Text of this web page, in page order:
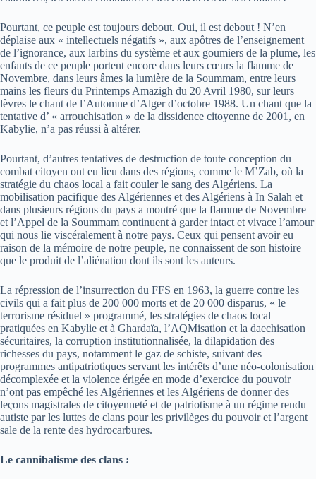
Pourtant, ce peuple est toujours debout. Oui, il est debout ! N’en
déplaise aux « intellectuels négatifs », aux apôtres de l’enseignement
de l’ignorance, aux larbins du système et aux goumiers de la plume, les
enfants de ce peuple portent encore dans leurs cœurs la flamme de
Novembre, dans leurs âmes la lumière de la Soummam, entre leurs
mains les fleurs du Printemps Amazigh du 20 Avril 1980, sur leurs
lèvres le chant de l’Automne d’Alger d’octobre 1988. Un chant que la
tentative d’ « arrouchisation » de la dissidence citoyenne de 2001, en
Kabylie, n’a pas réussi à altérer.
Pourtant, d’autres tentatives de destruction de toute conception du
combat citoyen ont eu lieu dans des régions, comme le M’Zab, où la
stratégie du chaos local a fait couler le sang des Algériens. La
mobilisation pacifique des Algériennes et des Algériens à In Salah et
dans plusieurs régions du pays a montré que la flamme de Novembre
et l’Appel de la Soummam continuent à garder intact et vivace l’amour
qui nous lie viscéralement à notre pays. Ceux qui pensent avoir eu
raison de la mémoire de notre peuple, ne connaissent de son histoire
que le produit de l’aliénation dont ils sont les auteurs.
La répression de l’insurrection du FFS en 1963, la guerre contre les
civils qui a fait plus de 200 000 morts et de 20 000 disparus, « le
terrorisme résiduel » programmé, les stratégies de chaos local
pratiquées en Kabylie et à Ghardaïa, l’AQMisation et la daechisation
sécuritaires, la corruption institutionnalisée, la dilapidation des
richesses du pays, notamment le gaz de schiste, suivant des
programmes antipatriotiques servant les intérêts d’une néo-colonisation
décomplexée et la violence érigée en mode d’exercice du pouvoir
n’ont pas empêché les Algériennes et les Algériens de donner des
leçons magistrales de citoyenneté et de patriotisme à un régime rendu
autiste par les luttes de clans pour les privilèges du pouvoir et l’argent
sale de la rente des hydrocarbures.
Le cannibalisme des clans :